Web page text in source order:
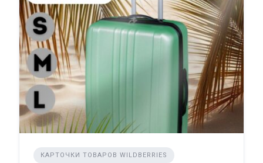
КАРТОЧКИ ТОВАРОВ WILDBERRIES